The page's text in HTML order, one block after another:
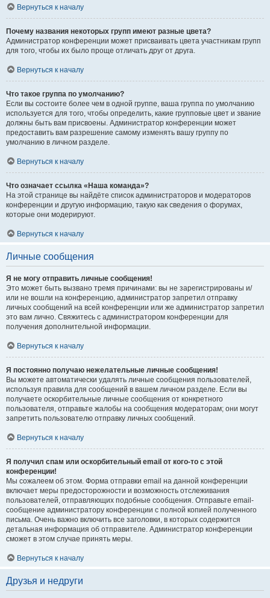
Вернуться к началу
Почему названия некоторых групп имеют разные цвета?
Администратор конференции может присваивать цвета участникам групп
для того, чтобы их было проще отличать друг от друга.
Вернуться к началу
Что такое группа по умолчанию?
Если вы состоите более чем в одной группе, ваша группа по умолчанию
используется для того, чтобы определить, какие групповые цвет и звание
должны быть вам присвоены. Администратор конференции может
предоставить вам разрешение самому изменять вашу группу по
умолчанию в личном разделе.
Вернуться к началу
Что означает ссылка «Наша команда»?
На этой странице вы найдёте список администраторов и модераторов
конференции и другую информацию, такую как сведения о форумах,
которые они модерируют.
Вернуться к началу
Личные сообщения
Я не могу отправить личные сообщения!
Это может быть вызвано тремя причинами: вы не зарегистрированы и/
или не вошли на конференцию, администратор запретил отправку
личных сообщений на всей конференции или же администратор запретил
это вам лично. Свяжитесь с администратором конференции для
получения дополнительной информации.
Вернуться к началу
Я постоянно получаю нежелательные личные сообщения!
Вы можете автоматически удалять личные сообщения пользователей,
используя правила для сообщений в вашем личном разделе. Если вы
получаете оскорбительные личные сообщения от конкретного
пользователя, отправьте жалобы на сообщения модераторам; они могут
запретить пользователю отправку личных сообщений.
Вернуться к началу
Я получил спам или оскорбительный email от кого-то с этой
конференции!
Мы сожалеем об этом. Форма отправки email на данной конференции
включает меры предосторожности и возможность отслеживания
пользователей, отправляющих подобные сообщения. Отправьте email-
сообщение администратору конференции с полной копией полученного
письма. Очень важно включить все заголовки, в которых содержится
детальная информация об отправителе. Администратор конференции
сможет в этом случае принять меры.
Вернуться к началу
Друзья и недруги